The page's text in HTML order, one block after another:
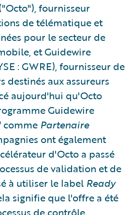
fournisseur
de télématique et
pour le secteur de
et Guidewire
: GWRE), fournisseur de
destinés aux assureurs
aujourd'hui qu'Octo
Guidewire
comme Partenaire
ont également
d'Octo a passé
de validation et de
à utiliser le label Ready
signifie que l'offre a été
de contrôle